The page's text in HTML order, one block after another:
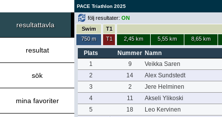
PACE Triathlon 2025
resultattavla
resultat
sök
mina favoriter
följ resultater: ON
Swim
750 m
T1
T1
2,45 km 5,55 km 8,65 km
Plats Nummer Namn
1
9
Veikka Saren
2
14
Alex Sundstedt
3
2
Jere Helminen
4
11
Akseli Ylikoski
5
18
Leo Kervinen